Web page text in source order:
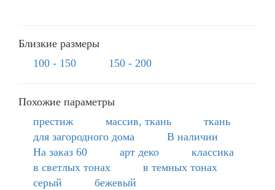
Близкие размеры
100 - 150
150 - 200
Похожие параметры
престиж
массив, ткань
ткань
для загородного дома
В наличии
На заказ 60
арт деко
классика
в светлых тонах
в темных тонах
серый
бежевый